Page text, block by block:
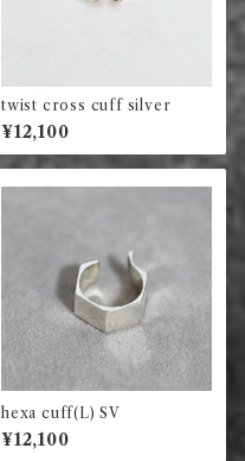
twist cross cuff silver
¥12,100
hexa cuff(L) SV
¥12,100